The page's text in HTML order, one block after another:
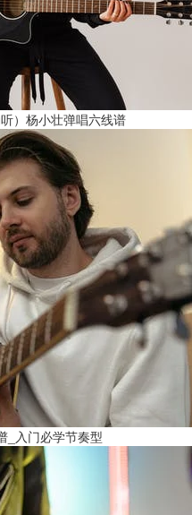
）杨小壮弹唱六线谱
_入门必学节奏型